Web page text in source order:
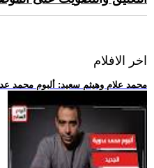
اخر الافلام
.. محمد علام وهيثم سعيد: ألبوم محمد